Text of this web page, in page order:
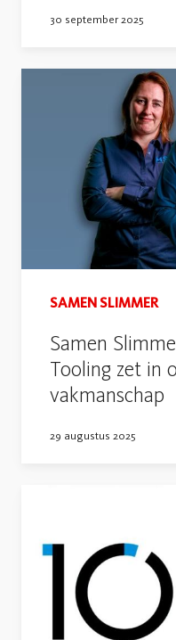
30 september 2025
SAMEN SLIMMER
Samen
Tooling zet in
vakmanschap
29 augustus 2025